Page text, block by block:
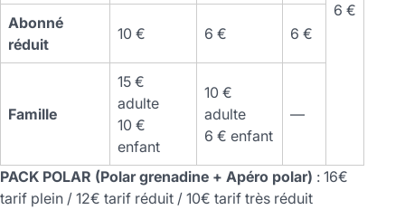
6 €
Abonné
réduit
10 € 6 € 6 €
Famille
15 €
adulte
10 €
enfant
10 €
adulte
6 € enfant
—
PACK POLAR (Polar grenadine + Apéro polar) : 16€
tarif plein / 12€ tarif réduit / 10€ tarif très réduit